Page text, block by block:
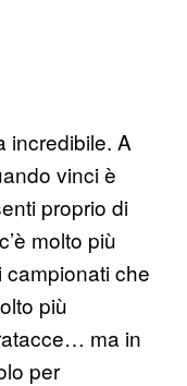
incredibile. A
vinci è
proprio di
molto più
campionati che
più
ma in
per